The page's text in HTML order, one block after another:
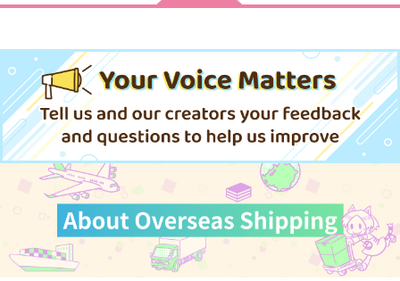
787円（税込）
お触りレッスンAto?
橙頁
315円（税込）
橙に揺れる三つの影
小夜啼鳥の鳴く頃に
（税込）